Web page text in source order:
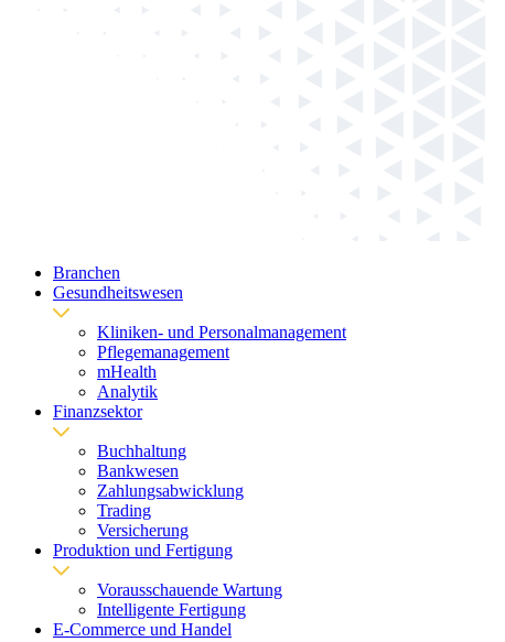
Branchen
Gesundheitswesen
Kliniken- und Personalmanagement
Pflegemanagement
mHealth
Analytik
Finanzsektor
Buchhaltung
Bankwesen
Zahlungsabwicklung
Trading
Versicherung
Produktion und Fertigung
Vorausschauende Wartung
Intelligente Fertigung
E-Commerce und Handel